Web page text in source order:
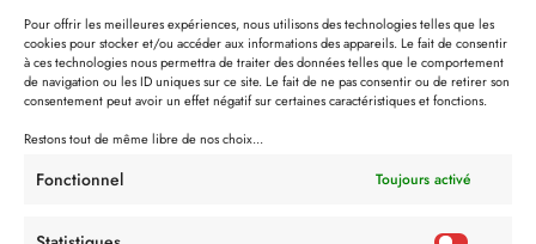
Pour offrir les meilleures expériences, nous utilisons des technologies telles que les
cookies pour stocker et/ou accéder aux informations des appareils. Le fait de consentir
à ces technologies nous permettra de traiter des données telles que le comportement
de navigation ou les ID uniques sur ce site. Le fait de ne pas consentir ou de retirer son
consentement peut avoir un effet négatif sur certaines caractéristiques et fonctions.
Restons tout de même libre de nos choix...
Fonctionnel Toujours activé